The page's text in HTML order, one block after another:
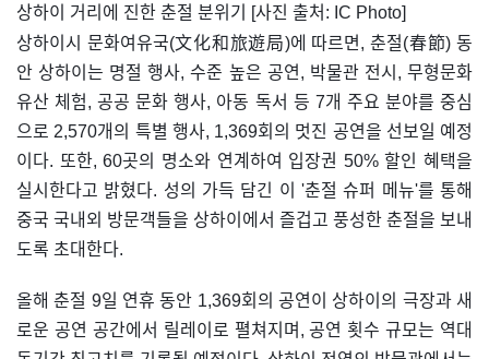
​상하이 거리에 진한 춘절 분위기 [사진 출처: IC Photo]
상하이시 문화여유국(文化和旅遊局)에 따르면, 춘절(春節) 동
안 상하이는 명절 행사, 수준 높은 공연, 박물관 전시, 무형문화
유산 체험, 공공 문화 행사, 아동 독서 등 7개 주요 분야를 중심
으로 2,570개의 특별 행사, 1,369회의 멋진 공연을 선보일 예정
이다. 또한, 60곳의 명소와 연계하여 입장권 50% 할인 혜택을
실시한다고 밝혔다. 성의 가득 담긴 이 '춘절 슈퍼 메뉴'를 통해
중국 국내외 방문객들을 상하이에서 즐겁고 풍성한 춘절을 보내
도록 초대한다.
올해 춘절 9일 연휴 동안 1,369회의 공연이 상하이의 극장과 새
로운 공연 공간에서 릴레이로 펼쳐지며, 공연 횟수 규모는 역대